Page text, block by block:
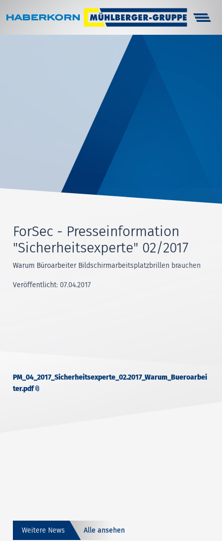
Haberkorn
Unternehmen
Infocenter
Arbeitsschutz
Technik
Karriere
Kontakt
ForSec - Presseinformation
"Sicherheitsexperte" 02/2017
Warum Büroarbeiter Bildschirmarbeitsplatzbrillen brauchen
Veröffentlicht: 07.04.2017
PM_04_2017_Sicherheitsexperte_02.2017_Warum_Bueroarbei
ter.pdf
Weitere News Alle ansehen